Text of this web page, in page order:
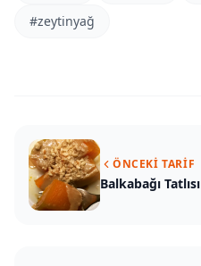
#zeytinyağ
ÖNCEKI TARIF
Balkabağı Tatlısı